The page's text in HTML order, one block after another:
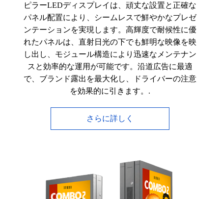
ピラーLEDディスプレイは、頑丈な設置と正確な
パネル配置により、シームレスで鮮やかなプレゼ
ンテーションを実現します。高輝度で耐候性に優
れたパネルは、直射日光の下でも鮮明な映像を映
し出し、モジュール構造により迅速なメンテナン
スと効率的な運用が可能です。沿道広告に最適
で、ブランド露出を最大化し、ドライバーの注意
を効果的に引きます。.
さらに詳しく